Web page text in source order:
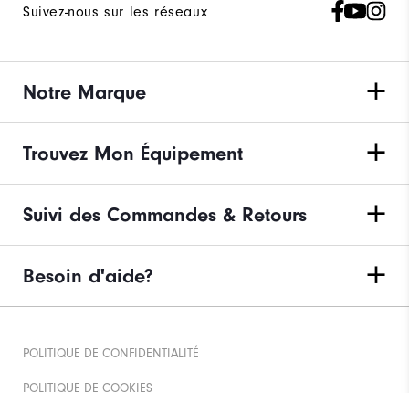
Suivez-nous sur les réseaux
Notre Marque
Trouvez Mon Équipement
Suivi des Commandes & Retours
Besoin d'aide?
POLITIQUE DE CONFIDENTIALITÉ
POLITIQUE DE COOKIES